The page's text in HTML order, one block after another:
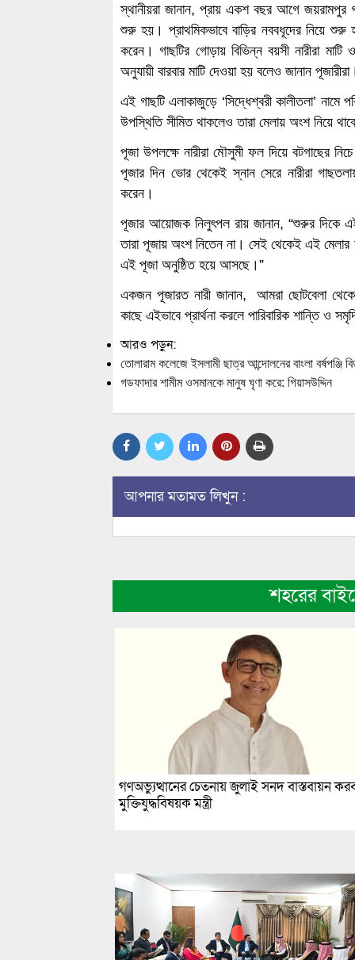
স্থানীয়রা জানান, প্রায় একশ বছর আগে জয়রামপুর
শুরু হয়। প্রাথমিকভাবে বাড়ির নববধূদের নিয়ে শুরু
করেন। গাছটির গোড়ায় বিভিন্ন বয়সী নারীরা
অনুযায়ী বারবার মাটি দেওয়া হয় বলেও জানান
এই গাছটি এলাকাজুড়ে ‘সিদ্ধেশ্বরী কালীতলা’ নামে
উপস্থিতি সীমিত থাকলেও তারা মেলায় অংশ নিয়ে
পূজা উপলক্ষে নারীরা মৌসুমী ফল দিয়ে বটগাছের
পূজার দিন ভোর থেকেই স্নান সেরে নারীরা
করেন।
পূজার আয়োজক নিলুৎপল রায় জানান, “শুরুর দিকে
তারা পূজায় অংশ নিতেন না। সেই থেকেই এই মেলার
এই পূজা অনুষ্ঠিত হয়ে আসছে।”
একজন পূজারত নারী জানান, আমরা ছোটবেলা
কাছে এইভাবে প্রার্থনা করলে পারিবারিক শান্তি ও
আরও পড়ুন:
তোলারাম কলেজে ইসলামী ছাত্র আন্দোলনের বাংলা বর্ষপঞ্জি
গডফাদার শামীম ওসমানকে মানুষ ঘৃণা করে: গিয়াসউদ্দিন
আপনার মতামত লিখুন :
শহরের
গণঅভ্যুত্থানের চেতনায় জুলাই সনদ বাস্তবায়ন
মুক্তিযুদ্ধবিষয়ক মন্ত্রী